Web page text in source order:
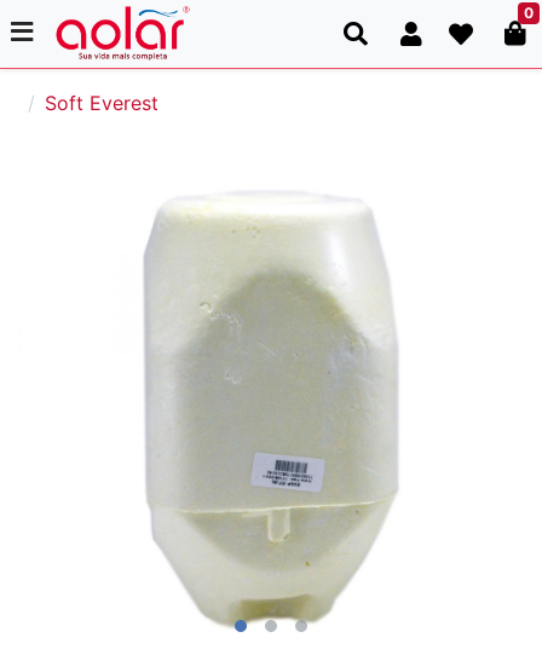
0
Soft Everest